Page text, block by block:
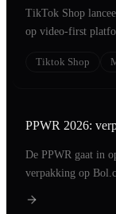
TikTok Shop
op video-first
Tiktok Shop
PPWR 2026:
De PPWR gaat in
verpakking op